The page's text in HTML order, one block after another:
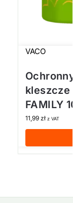
VACO
kleszcze
FAMILY
11,99 zł z VAT